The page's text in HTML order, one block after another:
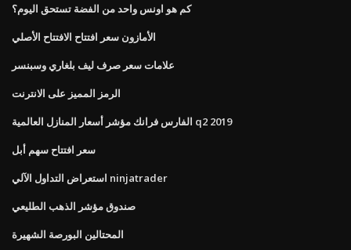
كم هو اونس واحد من الفضة تستحق اليوم؟
الأمازون سعر افتتاح الافتتاح الأصلي
علامات سعر صرف ليف بلغاري وسبنسر
الرمز المميز على الانترنت
الفارس فرانك مؤشر أسعار المنازل العالمية q2 2019
سعر افتتاح سهم أبل
استعراض التداول الآلي ninjatrader
صندوق مؤشر الذهب الطليعي
المحتالين البورصة الشهيرة